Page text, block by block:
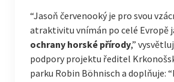
“Jasoň červenooký je pro svou
atraktivitu vnímán po celé Evropě
ochrany horské přírody,”
podpory projektu ředitel
parku Robin Böhnisch a doplňuje: